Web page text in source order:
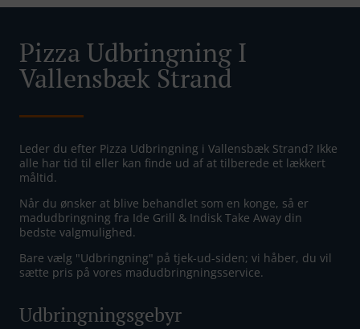
Pizza Udbringning I
Vallensbæk Strand
Leder du efter Pizza Udbringning i Vallensbæk Strand? Ikke
alle har tid til eller kan finde ud af at tilberede et lækkert
måltid.
Når du ønsker at blive behandlet som en konge, så er
madudbringning fra Ide Grill & Indisk Take Away din
bedste valgmulighed.
Bare vælg "Udbringning" på tjek-ud-siden; vi håber, du vil
sætte pris på vores madudbringningsservice.
Udbringningsgebyr